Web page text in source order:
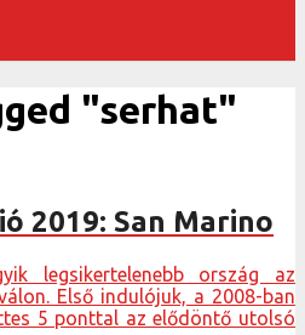
"serhat"
2019: San Marino
legsikertelenebb ország az
Első indulójuk, a 2008-ban
5 ponttal az elődöntő utolsó